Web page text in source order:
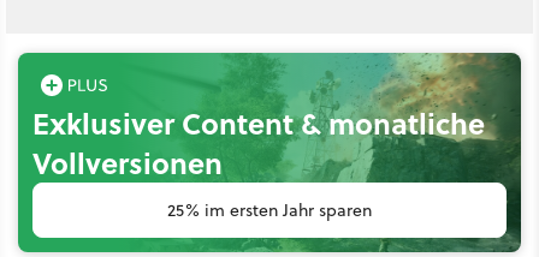
Exklusiver Content & monatliche
Vollversionen
25% im ersten Jahr sparen